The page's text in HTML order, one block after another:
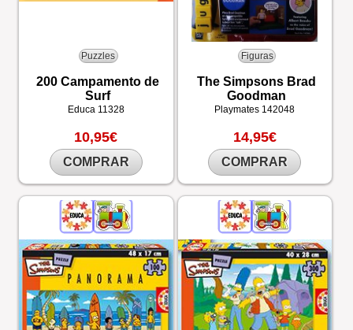
Puzzles
200 Campamento de
Surf
Educa 11328
10,95€
COMPRAR
Figuras
The Simpsons Brad
Goodman
Playmates 142048
14,95€
COMPRAR